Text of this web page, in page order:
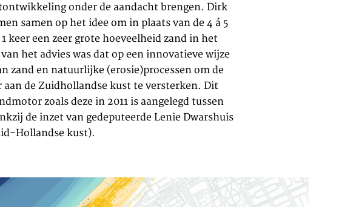
onder de aandacht brengen. Dirk
samen op het idee om in plaats van de 4 á 5
een zeer grote hoeveelheid zand in het
het advies was dat op een innovatieve wijze
zand en natuurlijke (erosie)processen om de
de Zuidhollandse kust te versterken. Dit
zoals deze in 2011 is aangelegd tussen
de inzet van gedeputeerde Lenie Dwarshuis
Hollandse kust).